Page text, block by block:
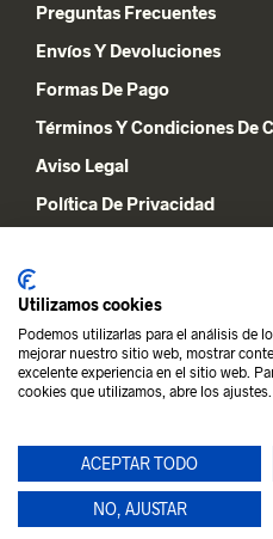
Preguntas Frecuentes
Envíos Y Devoluciones
Formas De Pago
Términos Y Condiciones De
Aviso Legal
Política De Privacidad
Lista De Deseos
Mi Cuenta
Utilizamos cookies
Podemos utilizarlas para el análisis de
mejorar nuestro sitio web, mostrar
excelente experiencia en el sitio web.
cookies que utilizamos, abre los ajustes.
ACEPTAR TODO
NO, AJUSTAR